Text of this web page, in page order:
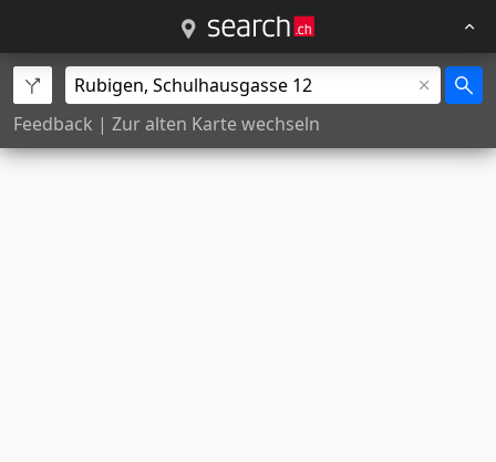
Feedback | Zur alten Karte wechseln